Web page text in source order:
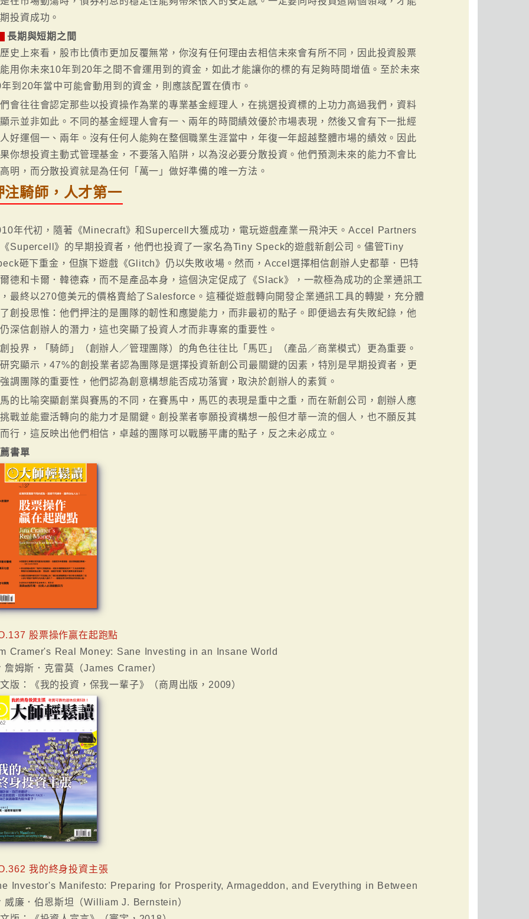
投資成功。
長期與短期之間
史上來看，股市比債市更加反覆無常，你沒有任何理由去相信未來會有所不同，因此投資股票
用你未來10年到20年之間不會運用到的資金，如此才能讓你的標的有足夠時間增值。至於未來
到20年當中可能會動用到的資金，則應該配置在債市。
會往往會認定那些以投資操作為業的專業基金經理人，在挑選投資標的上功力高過我們，資料
示並非如此。不同的基金經理人會有一、兩年的時間績效優於市場表現，然後又會有下一批經
好運個一、兩年。沒有任何人能夠在整個職業生涯當中，年復一年超越整體市場的績效。因此
你想投資主動式管理基金，不要落入陷阱，以為沒必要分散投資。他們預測未來的能力不會比
明，而分散投資就是為任何「萬一」做好準備的唯一方法。
注騎師，人才第一
年代初，隨著《Minecraft》和Supercell大獲成功，電玩遊戲產業一飛沖天。Accel Partners
Supercell》的早期投資者，他們也投資了一家名為Tiny Speck的遊戲新創公司。儘管Tiny
砸下重金，但旗下遊戲《Glitch》仍以失敗收場。然而，Accel選擇相信創辦人史都華．巴特
德和卡爾．韓德森，而不是產品本身，這個決定促成了《Slack》，一款極為成功的企業通訊工
最終以270億美元的價格賣給了Salesforce。這種從遊戲轉向開發企業通訊工具的轉變，充分體
創投思惟：他們押注的是團隊的韌性和應變能力，而非最初的點子。即便過去有失敗紀錄，他
深信創辦人的潛力，這也突顯了投資人才而非專案的重要性。
投界，「騎師」（創辦人／管理團隊）的角色往往比「馬匹」（產品／商業模式）更為重要。
究顯示，47%的創投業者認為團隊是選擇投資新創公司最關鍵的因素，特別是早期投資者，更
調團隊的重要性，他們認為創意構想能否成功落實，取決於創辦人的素質。
的比喻突顯創業與賽馬的不同，在賽馬中，馬匹的表現是重中之重，而在新創公司，創辦人應
戰並能靈活轉向的能力才是關鍵。創投業者寧願投資構想一般但才華一流的個人，也不願反其
行，這反映出他們相信，卓越的團隊可以戰勝平庸的點子，反之未必成立。
書單
股票操作贏在起跑點
Cramer's Real Money: Sane Investing in an Insane World
詹姆斯．克雷莫（James Cramer）
版：《我的投資，保我一輩子》（商周出版，2009）
我的終身投資主張
Investor's Manifesto: Preparing for Prosperity, Armageddon, and Everything in Between
威廉．伯恩斯坦（William J. Bernstein）